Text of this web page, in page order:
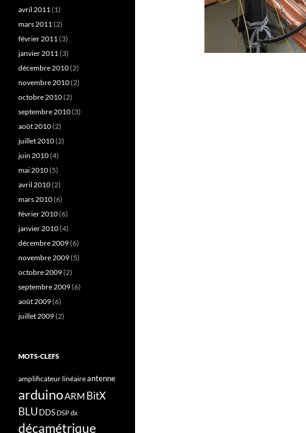
avril 2011(1)
mars 2011(2)
février 2011(3)
janvier 2011(3)
décembre 2010(2)
novembre 2010(2)
octobre 2010(2)
septembre 2010(3)
août 2010(2)
juillet 2010(2)
juin 2010(4)
mai 2010(5)
avril 2010(2)
mars 2010(6)
février 2010(6)
janvier 2010(4)
décembre 2009(6)
novembre 2009(5)
octobre 2009(2)
septembre 2009(6)
août 2009(6)
juillet 2009(2)
MOTS-CLEFS
amplificateur linéaireantenne
arduinoARM BitX
BLU DDS DSPdx
décamétrique